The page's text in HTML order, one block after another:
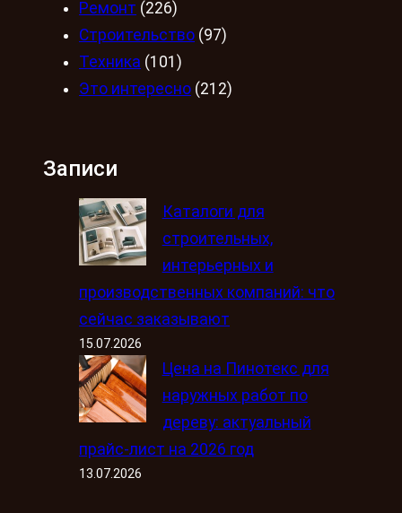
Ремонт (226)
Строительство (97)
Техника (101)
Это интересно (212)
Записи
Каталоги для
строительных,
интерьерных и
производственных компаний: что
сейчас заказывают
15.07.2026
Цена на Пинотекс для
наружных работ по
дереву: актуальный
прайс-лист на 2026 год
13.07.2026